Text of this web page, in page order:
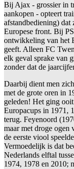
Bij Ajax - grossier in
aankopen - opteert
afstandbediening)
Europese front. Bij
ontwikkeling van het
geeft. Alleen FC
elk geval sprake van
zonder dat de
Daarbij dient men
met de grote oren in
geleden! Het ging
Europacups in 1971,
terug. Feyenoord
maar met droge ogen
de eerste viool
Vermoedelijk is dat
Nederlands elftal
1974, 1978 en 2010;